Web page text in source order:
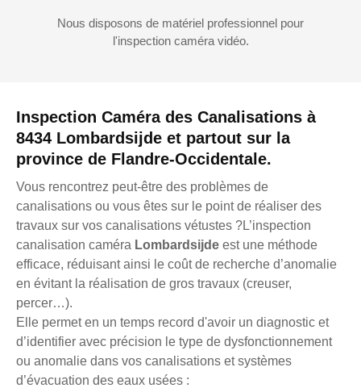
Inspection Caméra des Canalisations à
8434 Lombardsijde et partout sur la
province de Flandre-Occidentale.
Vous rencontrez peut-être des problèmes de
canalisations ou vous êtes sur le point de réaliser des
travaux sur vos canalisations vétustes ?L’inspection
canalisation caméra Lombardsijde est une méthode
efficace, réduisant ainsi le coût de recherche d’anomalie
en évitant la réalisation de gros travaux (creuser,
percer…).
Elle permet en un temps record d'avoir un diagnostic et
d’identifier avec précision le type de dysfonctionnement
ou anomalie dans vos canalisations et systèmes
d’évacuation des eaux usées :
Nous disposons de matériel professionnel pour
l'inspection caméra vidéo.